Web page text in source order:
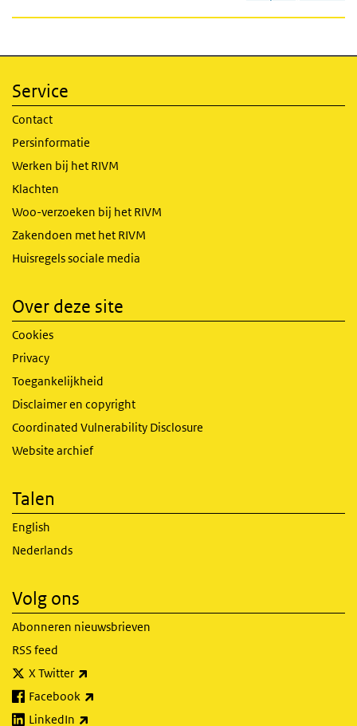
Service
Contact
Persinformatie
Werken bij het RIVM
Klachten
Woo-verzoeken bij het RIVM
Zakendoen met het RIVM
Huisregels sociale media
Over deze site
Cookies
Privacy
Toegankelijkheid
Disclaimer en copyright
Coordinated Vulnerability Disclosure
Website archief
Talen
English
Nederlands
Volg ons
Abonneren nieuwsbrieven
RSS feed
X Twitter
Facebook
LinkedIn